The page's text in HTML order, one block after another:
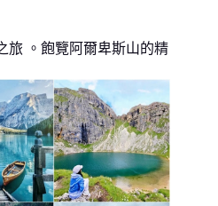
旅 。飽覽阿爾卑斯山的精